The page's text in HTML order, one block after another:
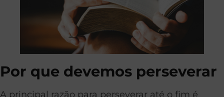
Por que devemos perseverar
A principal razão para perseverar até o fim é